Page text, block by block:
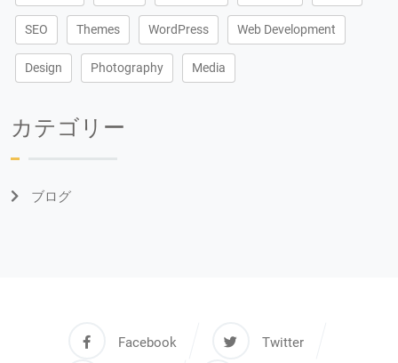
SEO Themes WordPress Web Development
Design Photography Media
カテゴリー
ブログ
Facebook Twitter